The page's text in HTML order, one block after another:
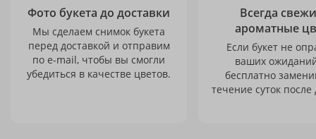
Фото букета до доставки
Мы сделаем снимок букета
перед доставкой и отправим
по e-mail, чтобы вы смогли
убедиться в качестве цветов.
Всегда
ароматные
Если букет не
ваших
бесплатно
течение суток после